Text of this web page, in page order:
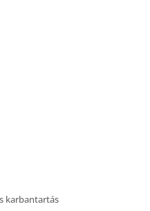
karbantartás